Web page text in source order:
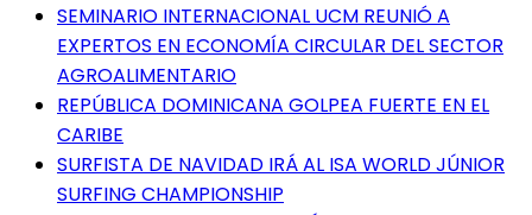
SEMINARIO INTERNACIONAL UCM REUNIÓ A
EXPERTOS EN ECONOMÍA CIRCULAR DEL SECTOR
AGROALIMENTARIO
REPÚBLICA DOMINICANA GOLPEA FUERTE EN EL
CARIBE
SURFISTA DE NAVIDAD IRÁ AL ISA WORLD JÚNIOR
SURFING CHAMPIONSHIP